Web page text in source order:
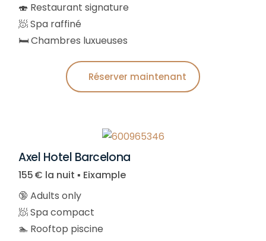
🍣 Restaurant signature
🧖 Spa raffiné
🛏️ Chambres luxueuses
Réserver maintenant
Axel Hotel Barcelona
155 € la nuit ▪︎ Eixample
🔞 Adults only
🧖 Spa compact
🏊 Rooftop piscine